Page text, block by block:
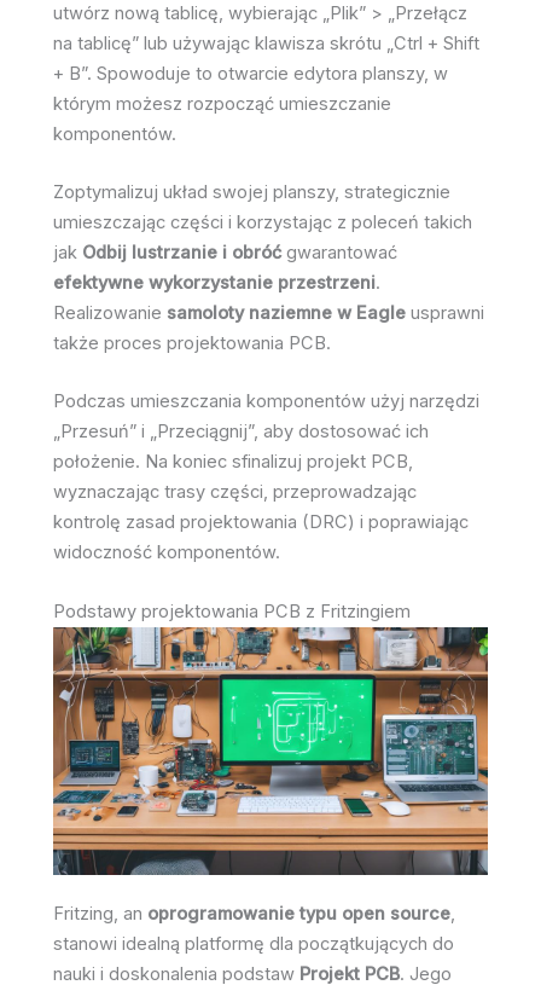
utwórz nową tablicę, wybierając „Plik” > „Przełącz
na tablicę” lub używając klawisza skrótu „Ctrl + Shift
+ B”. Spowoduje to otwarcie edytora planszy, w
którym możesz rozpocząć umieszczanie
komponentów.
Zoptymalizuj układ swojej planszy, strategicznie
umieszczając części i korzystając z poleceń takich
jak Odbij lustrzanie i obróćgwarantować
efektywne wykorzystanie przestrzeni.
Realizowanie samoloty naziemne w Eagle usprawni
także proces projektowania PCB.
Podczas umieszczania komponentów użyj narzędzi
„Przesuń” i „Przeciągnij”, aby dostosować ich
położenie. Na koniec sfinalizuj projekt PCB,
wyznaczając trasy części, przeprowadzając
kontrolę zasad projektowania (DRC) i poprawiając
widoczność komponentów.
Podstawy projektowania PCB z Fritzingiem
Fritzing, an oprogramowanie typu open source,
stanowi idealną platformę dla początkujących do
nauki i doskonalenia podstaw Projekt PCB. Jego